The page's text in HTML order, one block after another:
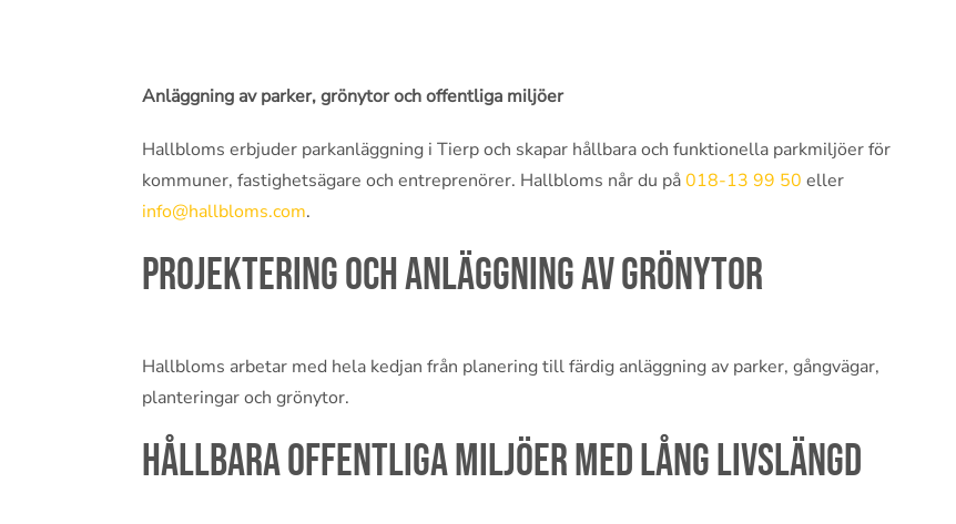
Anläggning av parker, grönytor och offentliga miljöer
Hallbloms erbjuder parkanläggning i Tierp och skapar hållbara och funktionella parkmiljöer för
kommuner, fastighetsägare och entreprenörer. Hallbloms når du på018-13 99 50 eller
info@hallbloms.com.
Projektering och anläggning av grönytor
Hallbloms arbetar med hela kedjan från planering till färdig anläggning av parker, gångvägar,
planteringar och grönytor.
Hållbara offentliga miljöer med lång livslängd